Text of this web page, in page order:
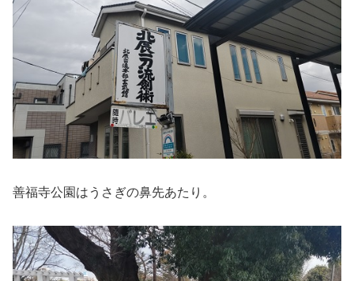
善福寺公園はうさぎの鼻先あたり。